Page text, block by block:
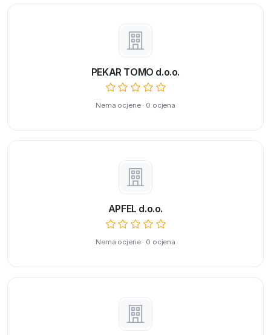
PEKAR TOMO d.o.o.
Nema ocjene · 0 ocjena
APFEL d.o.o.
Nema ocjene · 0 ocjena